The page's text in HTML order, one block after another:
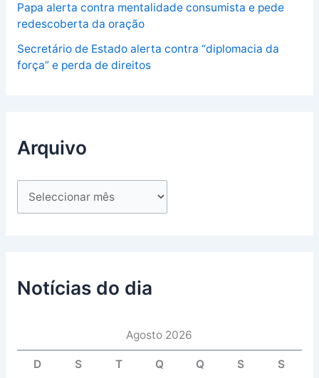
Papa alerta contra mentalidade consumista e pede
redescoberta da oração
Secretário de Estado alerta contra “diplomacia da
força” e perda de direitos
Arquivo
Notícias do dia
Agosto 2026
D S T Q Q S S